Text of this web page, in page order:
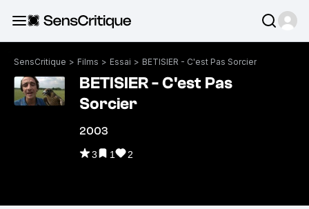
SensCritique > Films > Essai > BETISIER - C'est Pas Sorcier
BETISIER - C'est Pas
Sorcier
2003
3 1 2